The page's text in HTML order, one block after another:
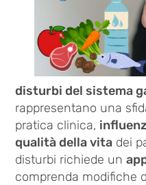
disturbi del sistema
rappresentano una
pratica clinica,
qualità della vita dei
disturbi richiede un
comprenda modifiche